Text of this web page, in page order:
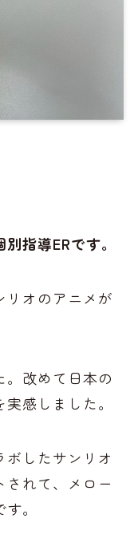
指導ERです。
リオのアニメが
改めて日本の
感しました。
したサンリオ
れて、メロー
。